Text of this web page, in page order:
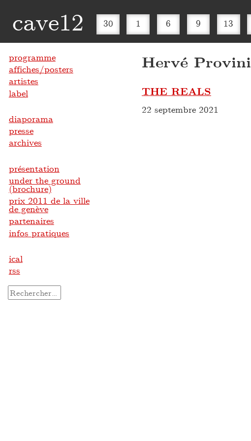
cave12 30 1 6 9 13
Hervé Provini
THE REALS
22 septembre 2021
programme
affiches/posters
artistes
label
diaporama
presse
archives
présentation
under the ground
(brochure)
prix 2011 de la ville
de genève
partenaires
infos pratiques
ical
rss
Rechercher :